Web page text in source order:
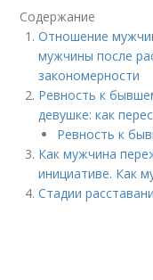
Содержание
Отношение
мужчины после
закономерности
Ревность к
девушке: как
Ревность к
Как мужчина
инициативе. Как
Стадии